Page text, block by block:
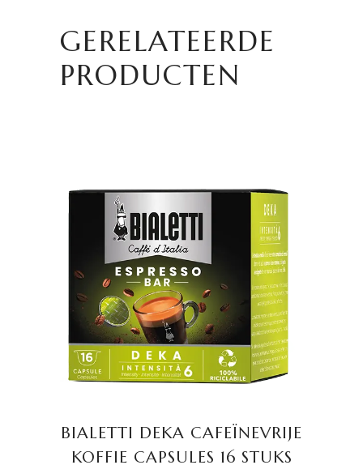
GERELATEERDE
PRODUCTEN
TOEVOEGEN AAN
WINKELWAGEN
BIALETTI DEKA CAFEÏNEVRIJE
KOFFIE CAPSULES 16 STUKS